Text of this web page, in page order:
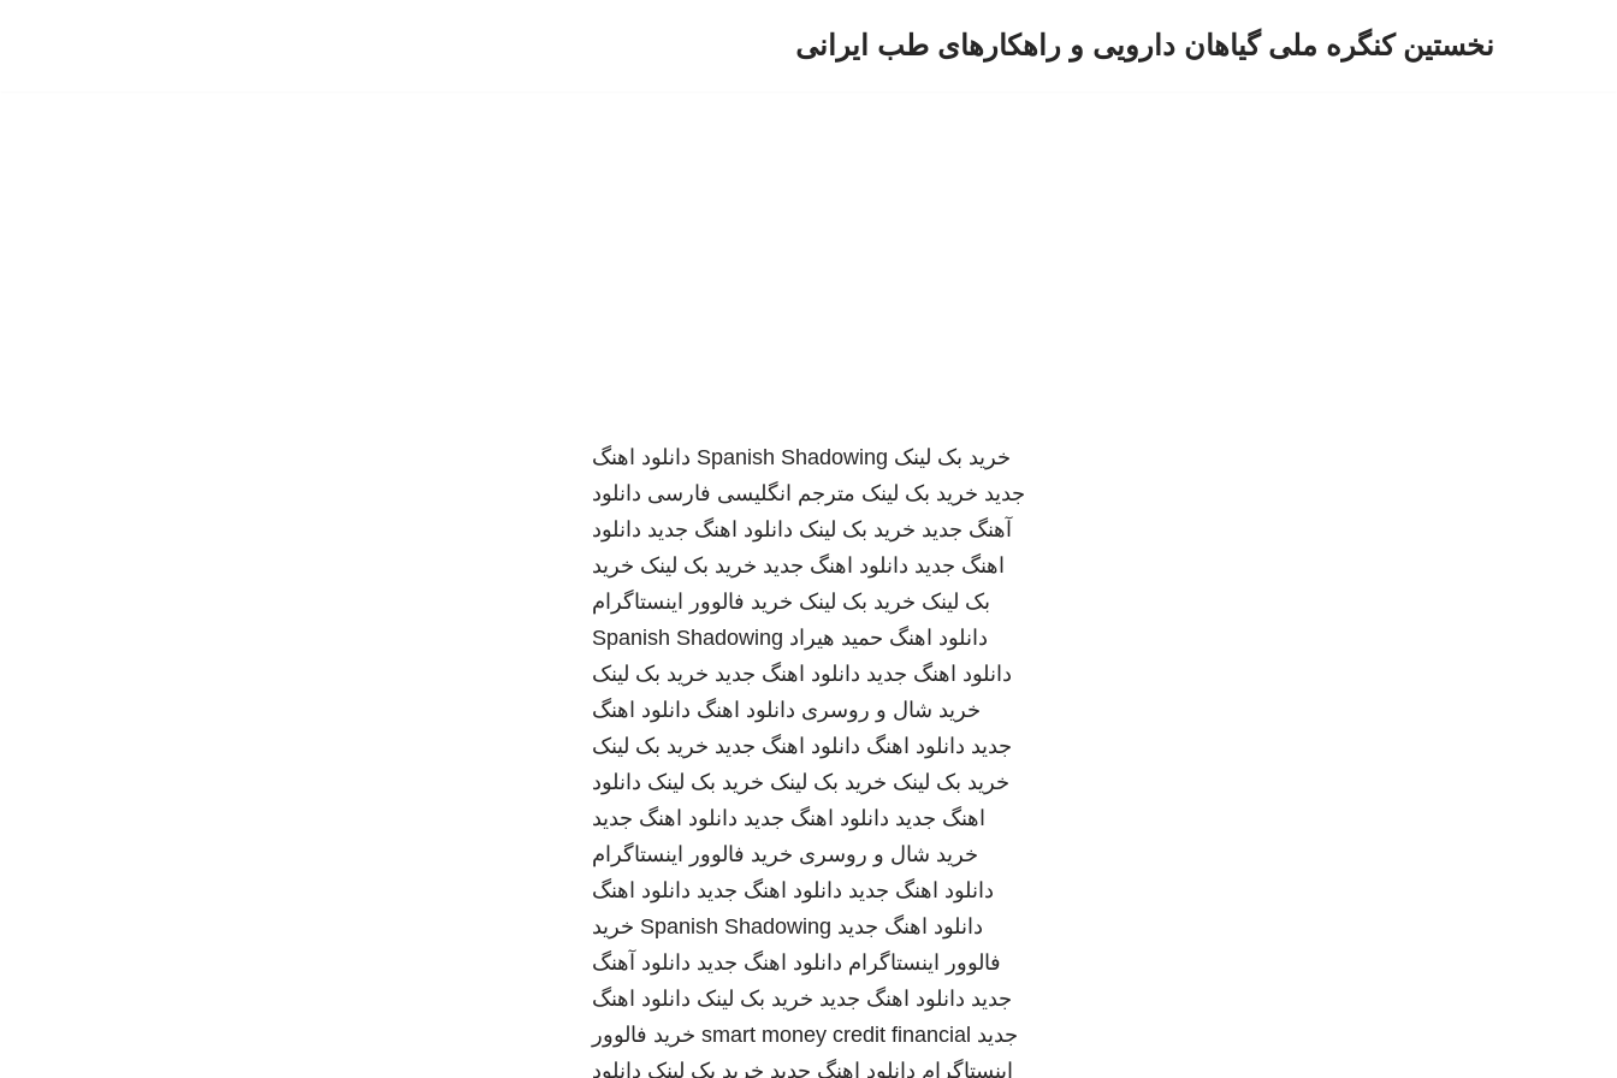
نخستین کنگره ملی گیاهان دارویی و راهکارهای طب ایرانی
خرید بک لینک Spanish Shadowing دانلود اهنگ
جدید خرید بک لینک مترجم انگلیسی فارسی دانلود
آهنگ جدید خرید بک لینک دانلود اهنگ جدید دانلود
اهنگ جدید دانلود اهنگ جدید خرید بک لینک خرید
بک لینک خرید بک لینک خرید فالوور اینستاگرام
دانلود اهنگ حمید هیراد Spanish Shadowing
دانلود اهنگ جدید دانلود اهنگ جدید خرید بک لینک
خرید شال و روسری دانلود اهنگ دانلود اهنگ
جدید دانلود اهنگ دانلود اهنگ جدید خرید بک لینک
خرید بک لینک خرید بک لینک خرید بک لینک دانلود
اهنگ جدید دانلود اهنگ جدید دانلود اهنگ جدید
خرید شال و روسری خرید فالوور اینستاگرام
دانلود اهنگ جدید دانلود اهنگ جدید دانلود اهنگ
دانلود اهنگ جدید Spanish Shadowing خرید
فالوور اینستاگرام دانلود اهنگ جدید دانلود آهنگ
جدید دانلود اهنگ جدید خرید بک لینک دانلود اهنگ
جدید smart money credit financial خرید فالوور
اینستاگرام دانلود اهنگ جدید خرید بک لینک دانلود